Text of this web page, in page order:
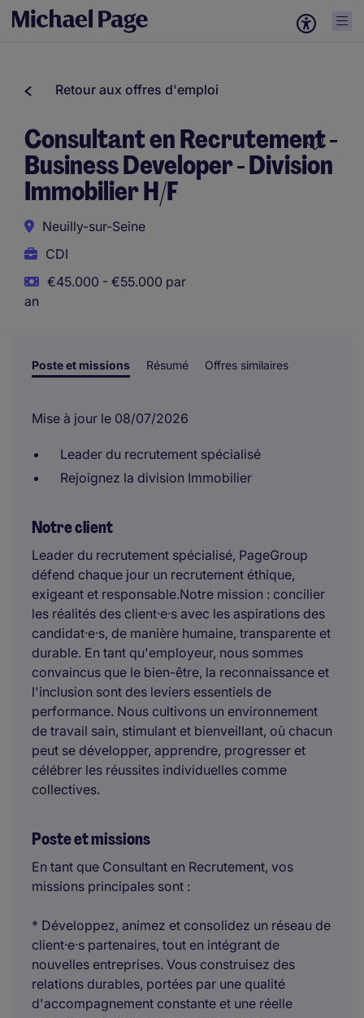
Retour aux offres d'emploi
Consultant en Recrutement -
Business Developer - Division
Immobilier H/F
Neuilly-sur-Seine
CDI
€45.000 - €55.000 par
an
Poste et missions Résumé Offres similaires
Mise à jour le 08/07/2026
Leader du recrutement spécialisé
Rejoignez la division Immobilier
Notre client
Leader du recrutement spécialisé, PageGroup
défend chaque jour un recrutement éthique,
exigeant et responsable.Notre mission : concilier
les réalités des client·e·s avec les aspirations des
candidat·e·s, de manière humaine, transparente et
durable. En tant qu'employeur, nous sommes
convaincus que le bien-être, la reconnaissance et
l'inclusion sont des leviers essentiels de
performance. Nous cultivons un environnement
de travail sain, stimulant et bienveillant, où chacun
peut se développer, apprendre, progresser et
célébrer les réussites individuelles comme
collectives.
Poste et missions
En tant que Consultant en Recrutement, vos
missions principales sont :
* Développez, animez et consolidez un réseau de
client·e·s partenaires, tout en intégrant de
nouvelles entreprises. Vous construisez des
relations durables, portées par une qualité
d'accompagnement constante et une réelle